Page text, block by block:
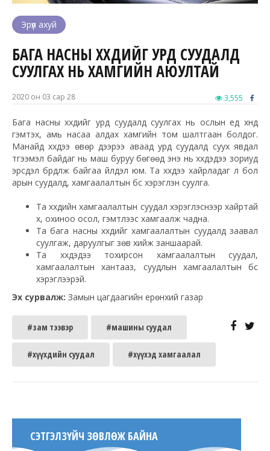
Эрүүл ахуй
БАГА НАСНЫ ХҮҮХДИЙГ УРД СУУДАЛД
СУУЛГАХ НЬ ХАМГИЙН АЮУЛТАЙ
2020 он 03 сар 28 3,555
Бага насны хүүхдийг урд суудалд суулгах нь ослын үед хүнд
гэмтэх, амь насаа алдах хамгийн том шалтгаан болдог.
Манайд хүүхдээ өвөр дээрээ аваад урд суудалд суух явдал
түгээмэл байдаг нь маш буруу бөгөөд энэ нь хүүхдэдээ зориуд
эрсдэл бүрдүүлж байгаа үйлдэл юм. Та хүүхдээ хайрладаг л бол
арын суудалд, хамгаалалтын бүс хэрэглэн суулга.
Та хүүхдийн хамгаалалтын суудал хэрэглэснээр хайртай
хүү, охиноо осол, гэмтлээс хамгаалж чадна.
Та бага насны хүүхдийг хамгаалалтын суудалд заавал
суулгаж, даруулгыг зөв хийж заншаарай.
Та хүүхдэдээ тохирсон хамгаалалтын суудал,
хамгаалалтын хантааз, суудлын хамгаалалтын бүс
хэрэглээрэй.
Эх сурвалж: Замын цагдаагийн ерөнхий газар
#зам тээвэр #машины суудал
#хүүхдийн суудал #хүүхэд хамгаалал
СЭТГЭЛЗҮЙЧ ЗӨВЛӨЖ БАЙНА